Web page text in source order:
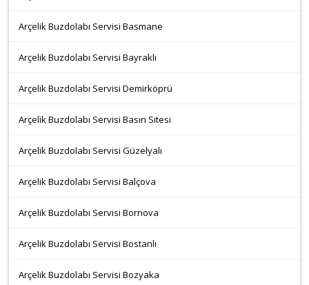
Arçelik Buzdolabı Servisi Basmane
Arçelik Buzdolabı Servisi Bayraklı
Arçelik Buzdolabı Servisi Demirköprü
Arçelik Buzdolabı Servisi Basın Sitesi
Arçelik Buzdolabı Servisi Güzelyalı
Arçelik Buzdolabı Servisi Balçova
Arçelik Buzdolabı Servisi Bornova
Arçelik Buzdolabı Servisi Bostanlı
Arçelik Buzdolabı Servisi Bozyaka